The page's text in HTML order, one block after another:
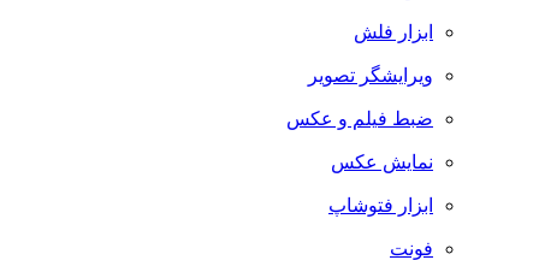
ابزار فلش
ویرایشگر تصویر
ضبط فيلم و عكس
نمایش عکس
ابزار فتوشاپ
فونت